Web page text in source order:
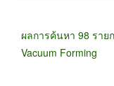
ผลการค้นหา 98 ราย
Vacuum Forming